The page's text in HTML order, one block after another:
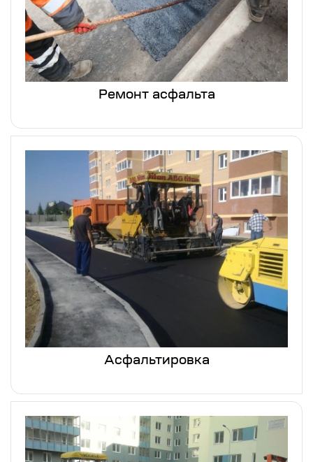
Ремонт асфальта
Асфальтировка